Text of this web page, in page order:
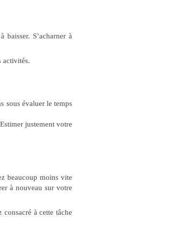
baisser. S’acharner à
activités.
sous évaluer le temps
justement votre
beaucoup moins vite
à nouveau sur votre
à cette tâche